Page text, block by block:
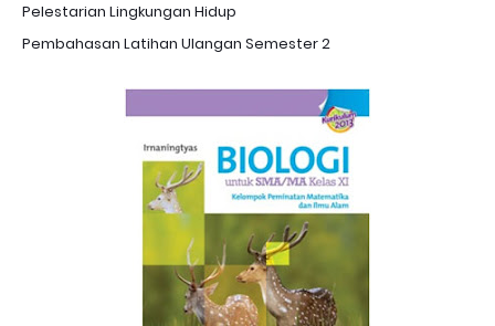
Pelestarian Lingkungan Hidup
Pembahasan Latihan Ulangan Semester 2